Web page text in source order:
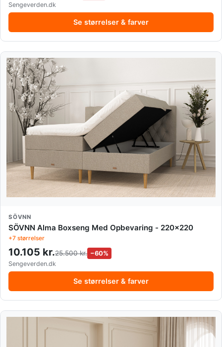
Sengeverden.dk
Se størrelser & farver
SÖVNN
SÖVNN Alma Boxseng Med Opbevaring - 220x220
+7 størrelser
10.105 kr.25.500 kr. −60%
Sengeverden.dk
Se størrelser & farver